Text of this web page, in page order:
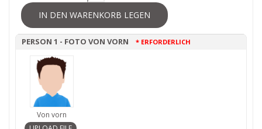
IN DEN WARENKORB LEGEN
PERSON 1 - FOTO VON VORN * ERFORDERLICH
Von vorn